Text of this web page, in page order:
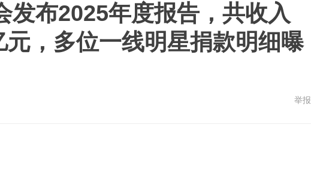
发布2025年度报告，共收入
，多位一线明星捐款明细曝
举报